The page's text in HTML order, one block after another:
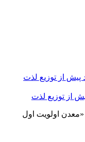
از توزیع لذت
اولویت اول